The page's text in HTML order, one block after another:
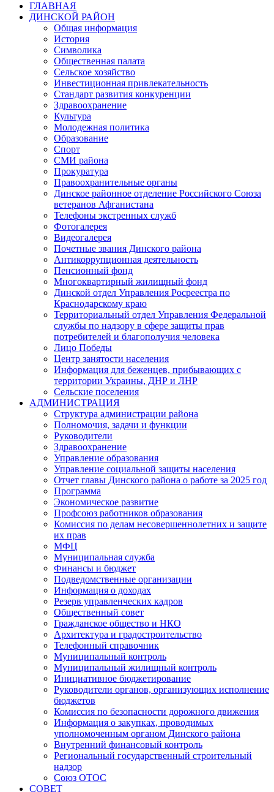
ГЛАВНАЯ
ДИНСКОЙ РАЙОН
Общая информация
История
Символика
Общественная палата
Сельское хозяйство
Инвестиционная привлекательность
Стандарт развития конкуренции
Здравоохранение
Культура
Молодежная политика
Образование
Спорт
СМИ района
Прокуратура
Правоохранительные органы
Динское районное отделение Российского Союза
ветеранов Афганистана
Телефоны экстренных служб
Фотогалерея
Видеогалерея
Почетные звания Динского района
Антикоррупционная деятельность
Пенсионный фонд
Многоквартирный жилищный фонд
Динской отдел Управления Росреестра по
Краснодарскому краю
Территориальный отдел Управления Федеральной
службы по надзору в сфере защиты прав
потребителей и благополучия человека
Лицо Победы
Центр занятости населения
Информация для беженцев, прибывающих с
территории Украины, ДНР и ЛНР
Сельские поселения
АДМИНИСТРАЦИЯ
Структура администрации района
Полномочия, задачи и функции
Руководители
Здравоохранение
Управление образования
Управление социальной защиты населения
Отчет главы Динского района о работе за 2025 год
Программа
Экономическое развитие
Профсоюз работников образования
Комиссия по делам несовершеннолетних и защите
их прав
МФЦ
Муниципальная служба
Финансы и бюджет
Подведомственные организации
Информация о доходах
Резерв управленческих кадров
Общественный совет
Гражданское общество и НКО
Архитектура и градостроительство
Телефонный справочник
Муниципальный контроль
Муниципальный жилищный контроль
Инициативное бюджетирование
Руководители органов, организующих исполнение
бюджетов
Комиссия по безопасности дорожного движения
Информация о закупках, проводимых
уполномоченным органом Динского района
Внутренний финансовый контроль
Региональный государственный строительный
надзор
Союз ОТОС
СОВЕТ